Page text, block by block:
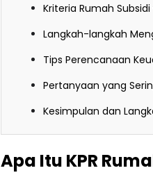
Kriteria Rumah
Langkah-langkah
Tips Perencanaan
Pertanyaan yang
Kesimpulan dan
Apa Itu KPR